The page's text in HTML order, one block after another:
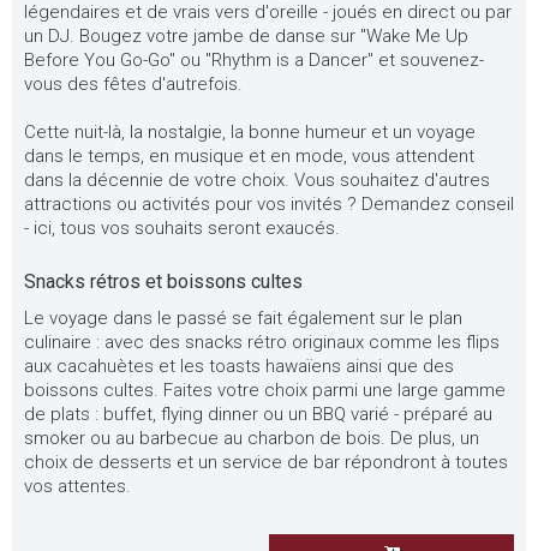
légendaires et de vrais vers d'oreille - joués en direct ou par
un DJ. Bougez votre jambe de danse sur "Wake Me Up
Before You Go-Go" ou "Rhythm is a Dancer" et souvenez-
vous des fêtes d'autrefois.
Cette nuit-là, la nostalgie, la bonne humeur et un voyage
dans le temps, en musique et en mode, vous attendent
dans la décennie de votre choix. Vous souhaitez d'autres
attractions ou activités pour vos invités ? Demandez conseil
- ici, tous vos souhaits seront exaucés.
Snacks rétros et boissons cultes
Le voyage dans le passé se fait également sur le plan
culinaire : avec des snacks rétro originaux comme les flips
aux cacahuètes et les toasts hawaïens ainsi que des
boissons cultes. Faites votre choix parmi une large gamme
de plats : buffet, flying dinner ou un BBQ varié - préparé au
smoker ou au barbecue au charbon de bois. De plus, un
choix de desserts et un service de bar répondront à toutes
vos attentes.